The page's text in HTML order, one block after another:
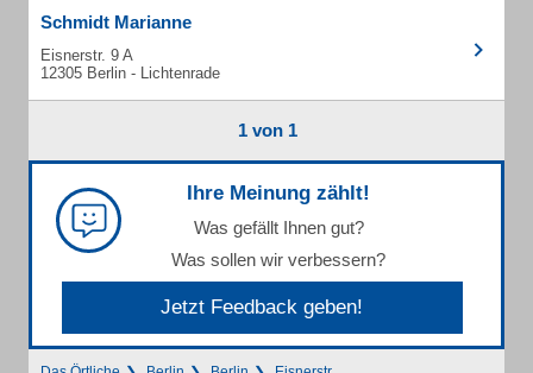
Schmidt Marianne
Eisnerstr. 9 A
12305 Berlin - Lichtenrade
1 von 1
Ihre Meinung zählt!
Was gefällt Ihnen gut?
Was sollen wir verbessern?
Jetzt Feedback geben!